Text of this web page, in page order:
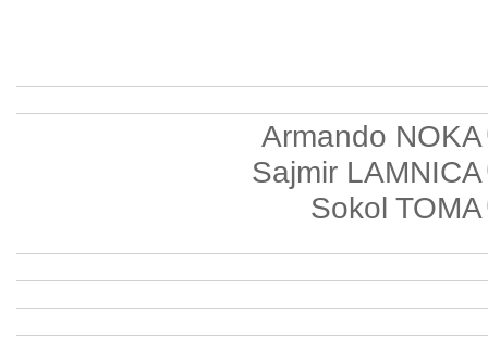
Armando NOKA
Sajmir LAMNICA
Sokol TOMA